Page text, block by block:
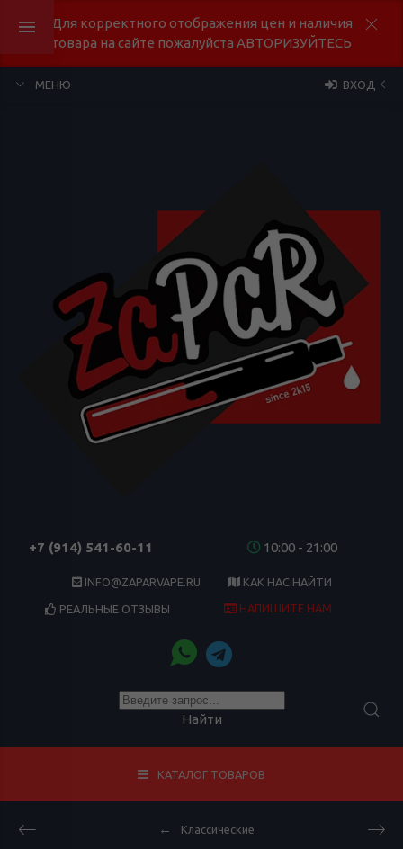
Для корректного отображения цен и наличия
товара на сайте пожалуйста АВТОРИЗУЙТЕСЬ
МЕНЮ ВХОД
+7 (914) 541-60-11 10:00 - 21:00
INFO@ZAPARVAPE.RU КАК НАС НАЙТИ
РЕАЛЬНЫЕ ОТЗЫВЫ НАПИШИТЕ НАМ
Найти
КАТАЛОГ ТОВАРОВ
Классические